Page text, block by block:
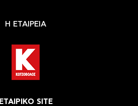
Η ΕΤΑΙΡΕΙΑ
ΕΤΑΙΡΙΚΟ SITE